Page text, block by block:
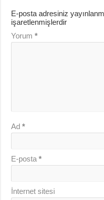
E-posta adresiniz
işaretlenmişlerdir
Yorum*
Ad*
E-posta*
İnternet sitesi